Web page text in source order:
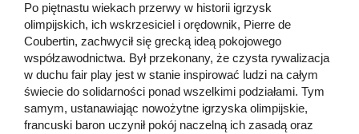
Po piętnastu wiekach przerwy w historii igrzysk
olimpijskich, ich wskrzesiciel i orędownik, Pierre de
Coubertin, zachwycił się grecką ideą pokojowego
współzawodnictwa. Był przekonany, że czysta rywalizacja
w duchu fair play jest w stanie inspirować ludzi na całym
świecie do solidarności ponad wszelkimi podziałami. Tym
samym, ustanawiając nowożytne igrzyska olimpijskie,
francuski baron uczynił pokój naczelną ich zasadą oraz